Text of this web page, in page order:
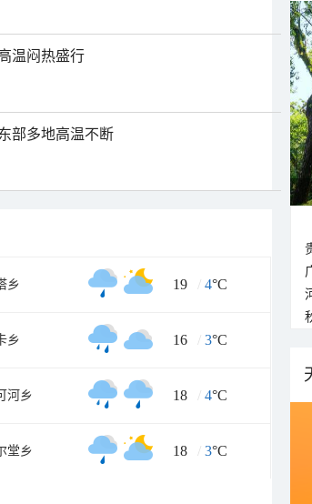
温闷热盛行
部多地高温不断
乡 19 / 4°C
乡 16 / 3°C
河乡 18 / 4°C
堂乡 18 / 3°C